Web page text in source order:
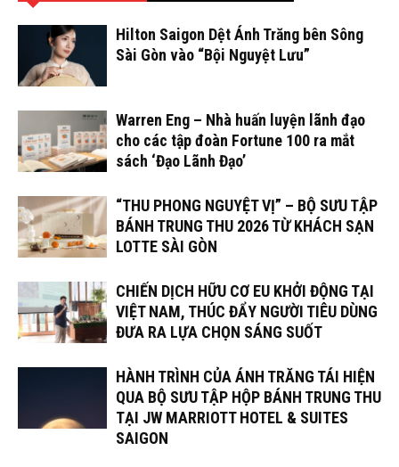
Hilton Saigon Dệt Ánh Trăng bên Sông
Sài Gòn vào “Bội Nguyệt Lưu”
Warren Eng – Nhà huấn luyện lãnh đạo
cho các tập đoàn Fortune 100 ra mắt
sách ‘Đạo Lãnh Đạo’
“THU PHONG NGUYỆT VỊ” – BỘ SƯU TẬP
BÁNH TRUNG THU 2026 TỪ KHÁCH SẠN
LOTTE SÀI GÒN
CHIẾN DỊCH HỮU CƠ EU KHỞI ĐỘNG TẠI
VIỆT NAM, THÚC ĐẨY NGƯỜI TIÊU DÙNG
ĐƯA RA LỰA CHỌN SÁNG SUỐT
HÀNH TRÌNH CỦA ÁNH TRĂNG TÁI HIỆN
QUA BỘ SƯU TẬP HỘP BÁNH TRUNG THU
TẠI JW MARRIOTT HOTEL & SUITES
SAIGON